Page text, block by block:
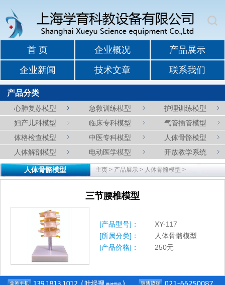
首 页 企业概况 产品展示
企业新闻 技术文章 联系我们
产品分类
心肺复苏模型 急救训练模型
护理训练模型
妇产儿科模型
临床专科模型
气管插管模型
体格检查模型
中医专科模型
人体骨骼模型
人体解剖模型
电动医学模型 开放教学系统
人体骨骼模型 主页 > 产品展示 > 人体骨骼模型 >
三节腰椎模型
[产品型号]：
XY-117
[所属分类]：
人体骨骼模型
[产品价格]：
250元